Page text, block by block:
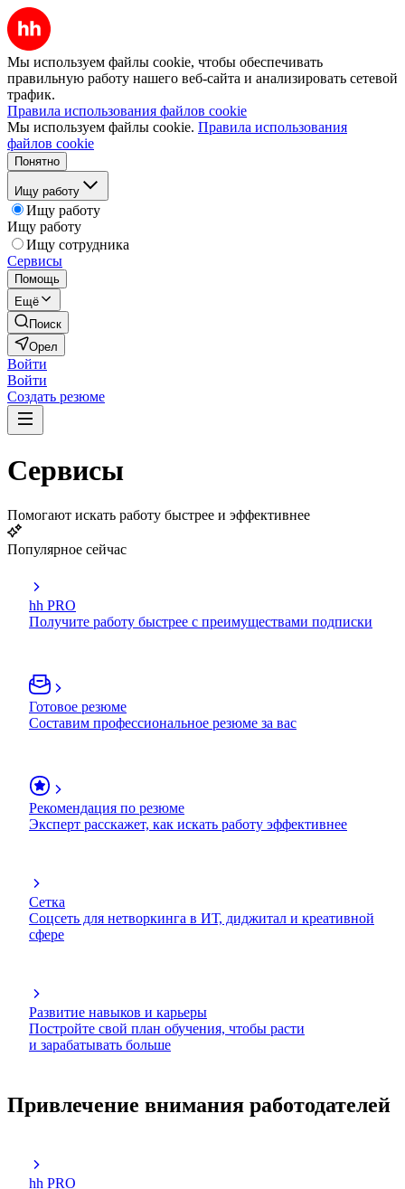
Мы используем файлы cookie, чтобы обеспечивать
правильную работу нашего веб-сайта и анализировать сетевой
трафик.
Правила использования файлов cookie
Мы используем файлы cookie. Правила использования
файлов cookie
Понятно
Ищу работу
Ищу работу
Ищу работу
Ищу сотрудника
Сервисы
Помощь
Ещё
Поиск
Орел
Войти
Войти
Создать резюме
Сервисы
Помогают искать работу быстрее и эффективнее
Популярное сейчас
hh PRO
Получите работу быстрее с преимуществами подписки
Готовое резюме
Составим профессиональное резюме за вас
Рекомендация по резюме
Эксперт расскажет, как искать работу эффективнее
Сетка
Соцсеть для нетворкинга в ИТ, диджитал и креативной
сфере
Развитие навыков и карьеры
Постройте свой план обучения, чтобы расти
и зарабатывать больше
Привлечение внимания работодателей
hh PRO